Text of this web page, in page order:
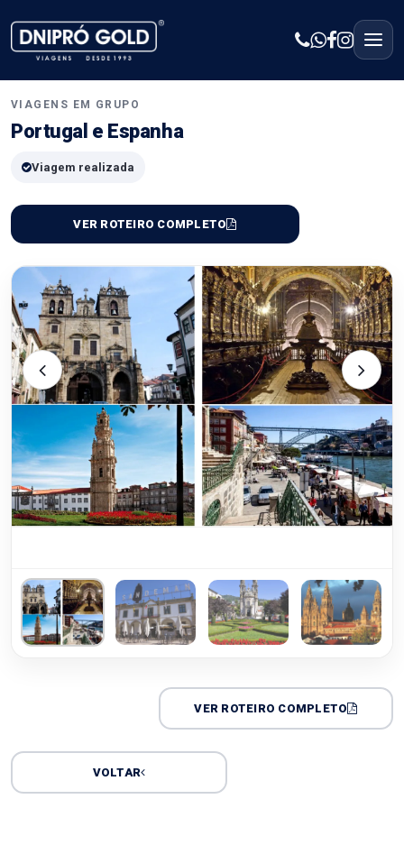
VIAGENS EM GRUPO
Portugal e Espanha
Viagem realizada
VER ROTEIRO COMPLETO
VER ROTEIRO COMPLETO
VOLTAR